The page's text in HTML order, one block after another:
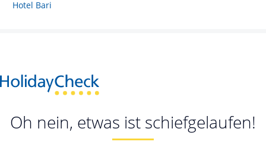
Hotel Bari
Oh nein, etwas ist schiefgelaufen!